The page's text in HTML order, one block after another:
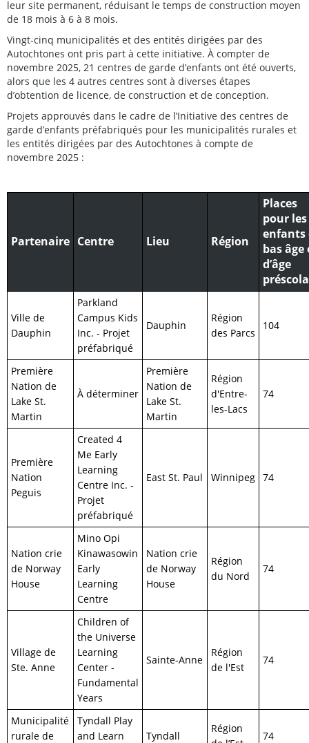
leur site permanent, réduisant le temps de construction moyen
de 18 mois à 6 à 8 mois.
Vingt-cinq municipalités et des entités dirigées par des
Autochtones ont pris part à cette initiative. À compter de
novembre 2025, 21 centres de garde d’enfants ont été ouverts,
alors que les 4 autres centres sont à diverses étapes
d’obtention de licence, de construction et de conception.
Projets approuvés dans le cadre de l’Initiative des centres de
garde d’enfants préfabriqués pour les municipalités rurales et
les entités dirigées par des Autochtones à compte de
novembre 2025 :
Partenaire Centre Lieu Région
Places
pour les
enfants
bas âge
d’âge
Ville de
Dauphin
Parkland
Campus Kids
Inc. - Projet
préfabriqué
Dauphin
Région
des Parcs
104
Première
Nation de
Lake St.
Martin
À déterminer
Première
Nation de
Lake St.
Martin
Région
d'Entre-
les-Lacs
74
Première
Nation
Peguis
Created 4
Me Early
Learning
Centre Inc. -
Projet
préfabriqué
East St. Paul Winnipeg 74
Nation crie
de Norway
House
Mino Opi
Kinawasowin
Early
Learning
Centre
Nation crie
de Norway
House
Région
du Nord
74
Village de
Ste. Anne
Children of
the Universe
Learning
Center -
Fundamental
Years
Sainte-Anne
Région
de l'Est
74
Municipalité
rurale de
Tyndall Play
and Learn
Tyndall
Région
74